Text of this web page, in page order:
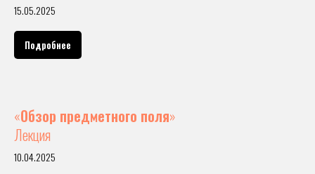
15.05.2025
Подробнее
«Обзор предметного поля»
Лекция
10.04.2025